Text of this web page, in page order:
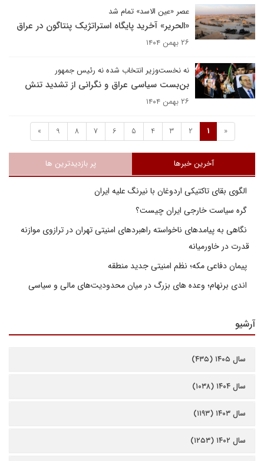
عصر «عین الاسد» تمام شد
«الحریر» آخرید پایگاه استراتژیک پنتاگون در عراق
۲۶ بهمن ۱۴۰۴
نه نخست‌وزیر انتخاب شده نه رئیس جمهور
بن‌بست سیاسی عراق و نگرانی از تشدید تنش
۲۶ بهمن ۱۴۰۴
«
1
2
3
4
5
6
7
8
9
»
آخرین خبرها پر بازدیدترین ها
الگوی بقای تاکتیکی اردوغان با نیرنگ علیه ایران
گره سیاست خارجی ایران چیست؟
نگاهی به پیامدهای ناخواسته راهبردهای امنیتی تهران در ترازوی موازنه
قدرت در خاورمیانه
پیمان دفاعی مکه؛ نظم امنیتی جدید منطقه
اندی برنهام؛ وعده های بزرگ در میان محدودیت‌های مالی و سیاسی
آرشیو
سال ۱۴۰۵ (۴۳۵)
سال ۱۴۰۴ (۱۰۳۸)
سال ۱۴۰۳ (۱۱۹۳)
سال ۱۴۰۲ (۱۲۵۳)